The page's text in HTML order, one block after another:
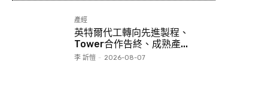
產經
英特爾代工轉向先進製程、
Tower合作告終、成熟產...
李 訢愷 - 2026-08-07